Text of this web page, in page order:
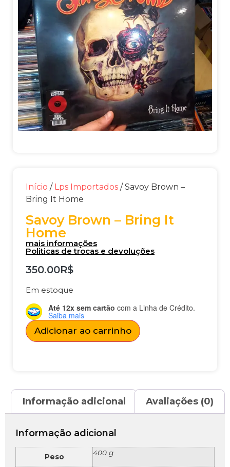
Início / Lps Importados / Savoy Brown –
Bring It Home
Savoy Brown – Bring It
Home
mais informações
Politicas de trocas e devoluções
350.00R$
Em estoque
Até 12x sem cartão com a Linha de Crédito.
Saiba mais
Adicionar ao carrinho
Informação adicional Avaliações (0)
Informação adicional
Peso 400 g